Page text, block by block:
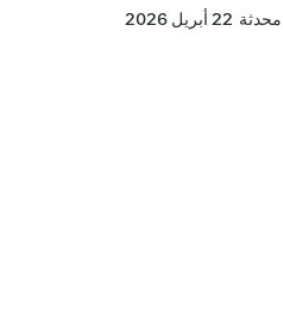
محدثة 22 أبريل 2026